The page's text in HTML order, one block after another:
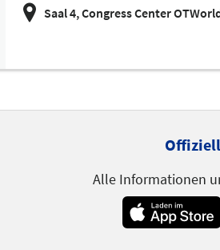
Saal 4, Congress Center
Alle Informationen